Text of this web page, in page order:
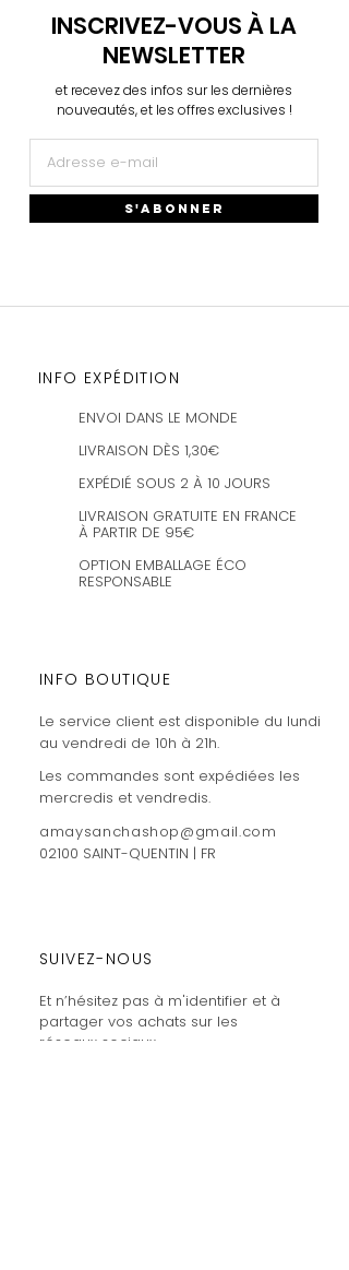
INSCRIVEZ-VOUS À LA
NEWSLETTER
et recevez des infos sur les dernières
nouveautés, et les offres exclusives !
S'ABONNER
INFO EXPÉDITION
ENVOI DANS LE MONDE
LIVRAISON DÈS 1,30€
EXPÉDIÉ SOUS 2 À 10 JOURS
LIVRAISON GRATUITE EN FRANCE
À PARTIR DE 95€
OPTION EMBALLAGE ÉCO
RESPONSABLE
INFO BOUTIQUE
Le service client est disponible du lundi
au vendredi de 10h à 21h.
Les commandes sont expédiées les
mercredis et vendredis.
amaysanchashop@gmail.com
02100 SAINT-QUENTIN | FR
SUIVEZ-NOUS
Et n’hésitez pas à m'identifier et à
partager vos achats sur les
réseaux sociaux